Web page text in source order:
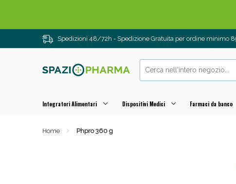
Spedizioni 48/72h - Spedizione Gratuita per ordine minimo
Integratori Alimentari Dispositivi Medici Farmaci da banco
Home Phpro 360 g
Drenanti e